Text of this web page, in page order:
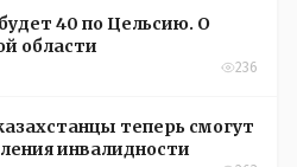
40 по Цельсию. О
области
236
теперь смогут
инвалидности